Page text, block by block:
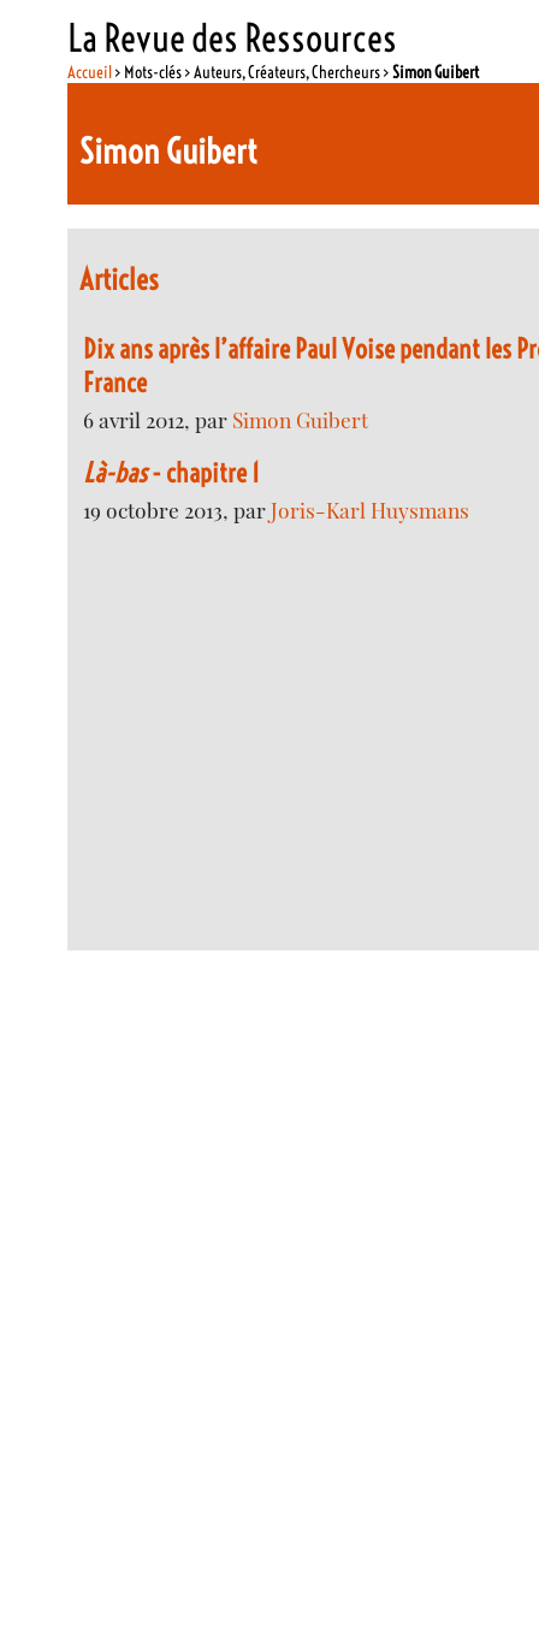
La Revue des Ressources
Accueil> Mots-clés > Auteurs, Créateurs, Chercheurs >Simon Guibert
Simon Guibert
Articles
Dix ans après l’affaire Paul Voise pendant les
France
6 avril 2012, par Simon Guibert
Là-bas- chapitre 1
19 octobre 2013, parJoris-Karl Huysmans